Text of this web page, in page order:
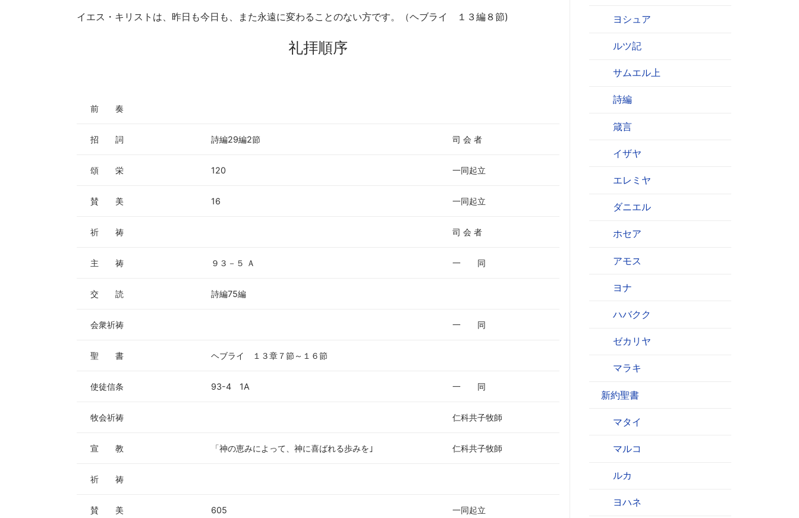
イエス・キリストは、昨日も今日も、また永遠に変わることのない方です。（ヘブライ １３編８節)
礼拝順序
前 奏
招 詞 詩編29編2節 司 会 者
頌 栄 120 一同起立
賛 美 16 一同起立
祈 祷 司 会 者
主 祷 ９３－５ Ａ 一 同
交 読 詩編75編
会衆祈祷 一 同
聖 書 ヘブライ １３章７節～１６節
使徒信条 93-4 1A 一 同
牧会祈祷 仁科共子牧師
宣 教 「神の恵みによって、神に喜ばれる歩みを｣ 仁科共子牧師
祈 祷
賛 美 605 一同起立
ヨシュア
ルツ記
サムエル上
詩編
箴言
イザヤ
エレミヤ
ダニエル
ホセア
アモス
ヨナ
ハバクク
ゼカリヤ
マラキ
新約聖書
マタイ
マルコ
ルカ
ヨハネ